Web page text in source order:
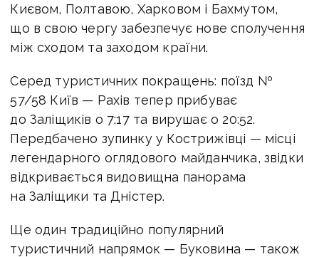
Києвом, Полтавою, Харковом і Бахмутом,
що в свою чергу забезпечує нове сполучення
між сходом та заходом країни.
Серед туристичних покращень: поїзд №
57/58 Київ — Рахів тепер прибуває
до Заліщиків о 7:17 та вирушає о 20:52.
Передбачено зупинку у Кострижівці — місці
легендарного оглядового майданчика, звідки
відкривається видовищна панорама
на Заліщики та Дністер.
Ще один традиційно популярний
туристичний напрямок — Буковина — також